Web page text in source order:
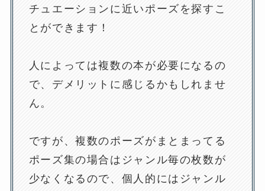
チュエーションに近いポーズを探すこ
とができます！
人によっては複数の本が必要になるの
で、デメリットに感じるかもしれませ
ん。
ですが、複数のポーズがまとまってる
ポーズ集の場合はジャンル毎の枚数が
少なくなるので、個人的にはジャンル